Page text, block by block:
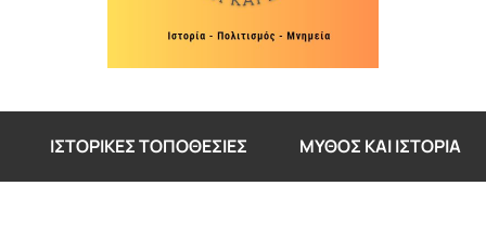
ΙΣΤΟΡΙΚΈΣ ΤΟΠΟΘΕΣΊΕΣ ΜΎΘΟΣ ΚΑΙ ΙΣΤΟΡΊΑ